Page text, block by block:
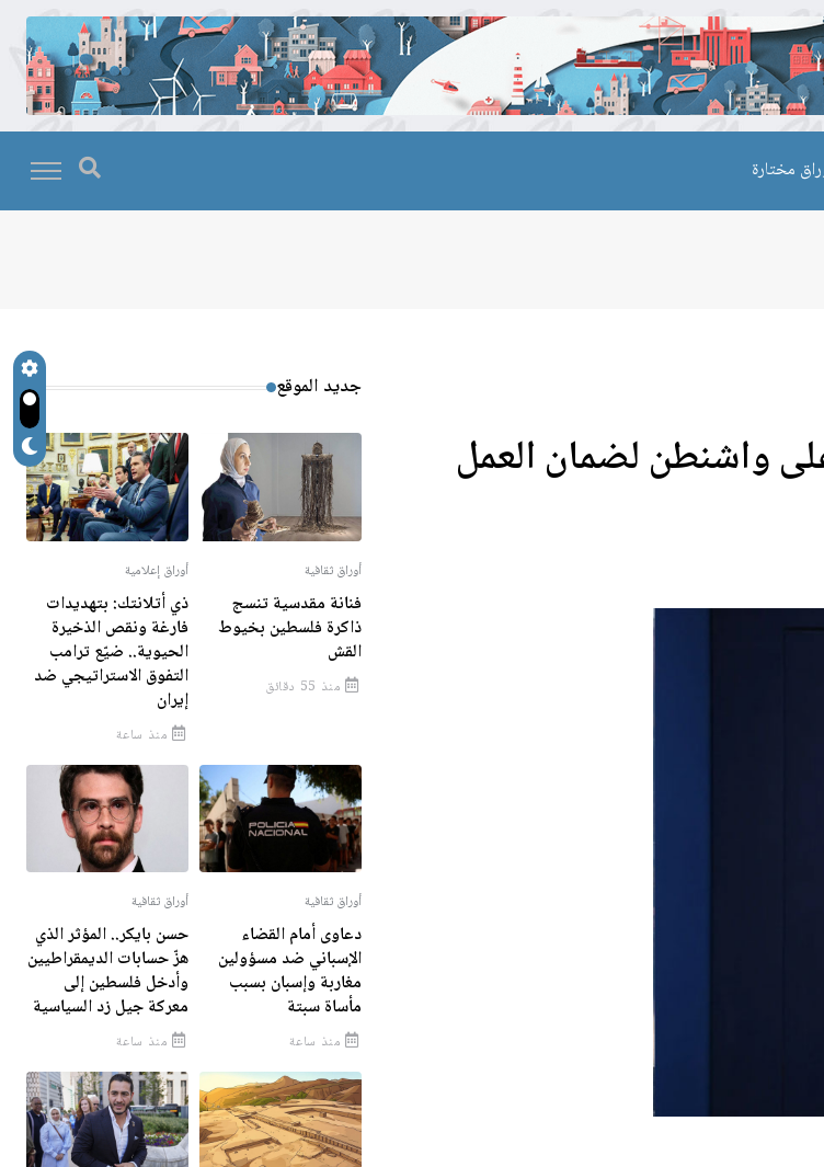
مختارة
واشنطن لضمان العمل
جديد الموقع
أوراق ثقافية
فنانة مقدسية تنسج
ذاكرة فلسطين بخيوط
القش
منذ 55 دقائق
أوراق إعلامية
ذي أتلانتك: بتهديدات
فارغة ونقص الذخيرة
الحيوية.. ضيّع ترامب
التفوق الاستراتيجي ضد
إيران
منذ ساعة
أوراق ثقافية
دعاوى أمام القضاء
الإسباني ضد مسؤولين
مغاربة وإسبان بسبب
مأساة سبتة
منذ ساعة
أوراق ثقافية
حسن بايكر.. المؤثر الذي
هزّ حسابات الديمقراطيين
وأدخل فلسطين إلى
معركة جيل زد السياسية
منذ ساعة